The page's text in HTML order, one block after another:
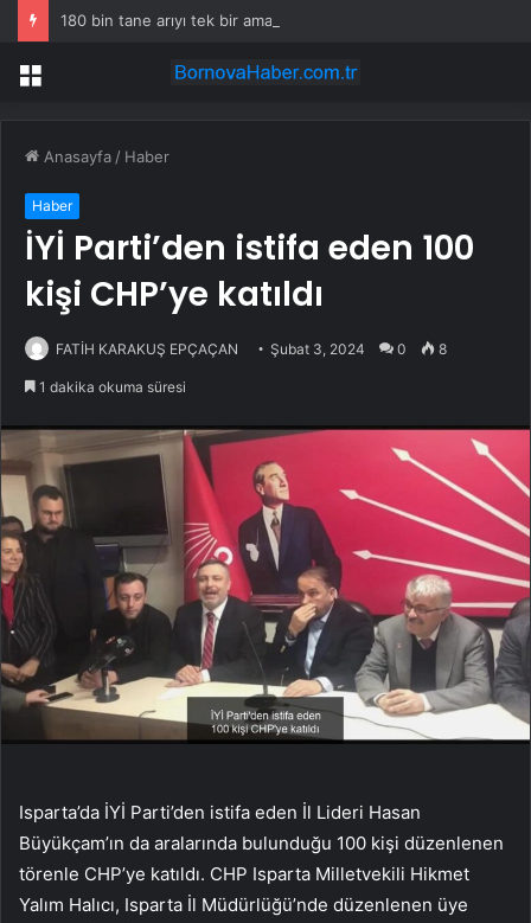
180 bin tane arıyı tek bir amaç doğaya saldılar
Menü
Anasayfa / Haber
Haber
İYİ Parti’den istifa eden 100
kişi CHP’ye katıldı
FATİH KARAKUŞ EPÇAÇAN Şubat 3, 2024 0 8
1 dakika okuma süresi
Isparta’da İYİ Parti’den istifa eden İl Lideri Hasan
Büyükçam’ın da aralarında bulunduğu 100 kişi düzenlenen
törenle CHP’ye katıldı. CHP Isparta Milletvekili Hikmet
Yalım Halıcı, Isparta İl Müdürlüğü’nde düzenlenen üye